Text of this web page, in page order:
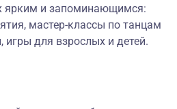
ярким и запоминающимся:
мастер-классы по танцам
игры для взрослых и детей.